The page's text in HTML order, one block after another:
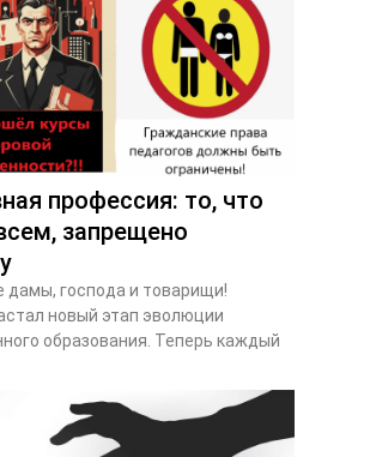
профессия: то, что
запрещено
господа и товарищи!
новый этап эволюции
образования. Теперь каждый